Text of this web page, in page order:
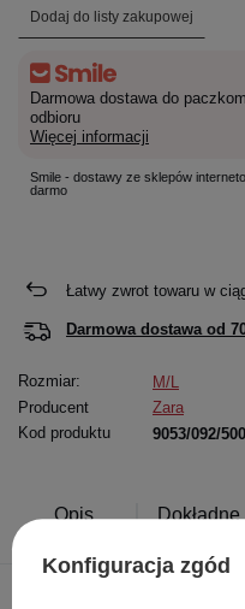
Dodaj do listy zakupowej
Darmowa dostawa do
odbioru
Więcej informacji
Smile - dostawy ze sklepów
darmo
Łatwy zwrot towaru w
Darmowa dostawa od
Rozmiar:
M/L
Producent
Zara
Kod produktu
9053/092/500
Opis
Dokładne
Konfiguracja zgód